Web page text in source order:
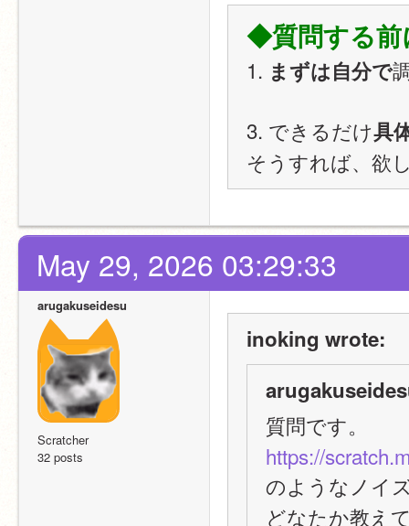
◆質問する前
1. まずは自分で
3. できるだけ具
そうすれば、欲
May 29, 2026 03:29:33
arugakuseidesu
Scratcher
32 posts
inoking wrote:
質問です。
https://
のようなノイ
どなたか教え